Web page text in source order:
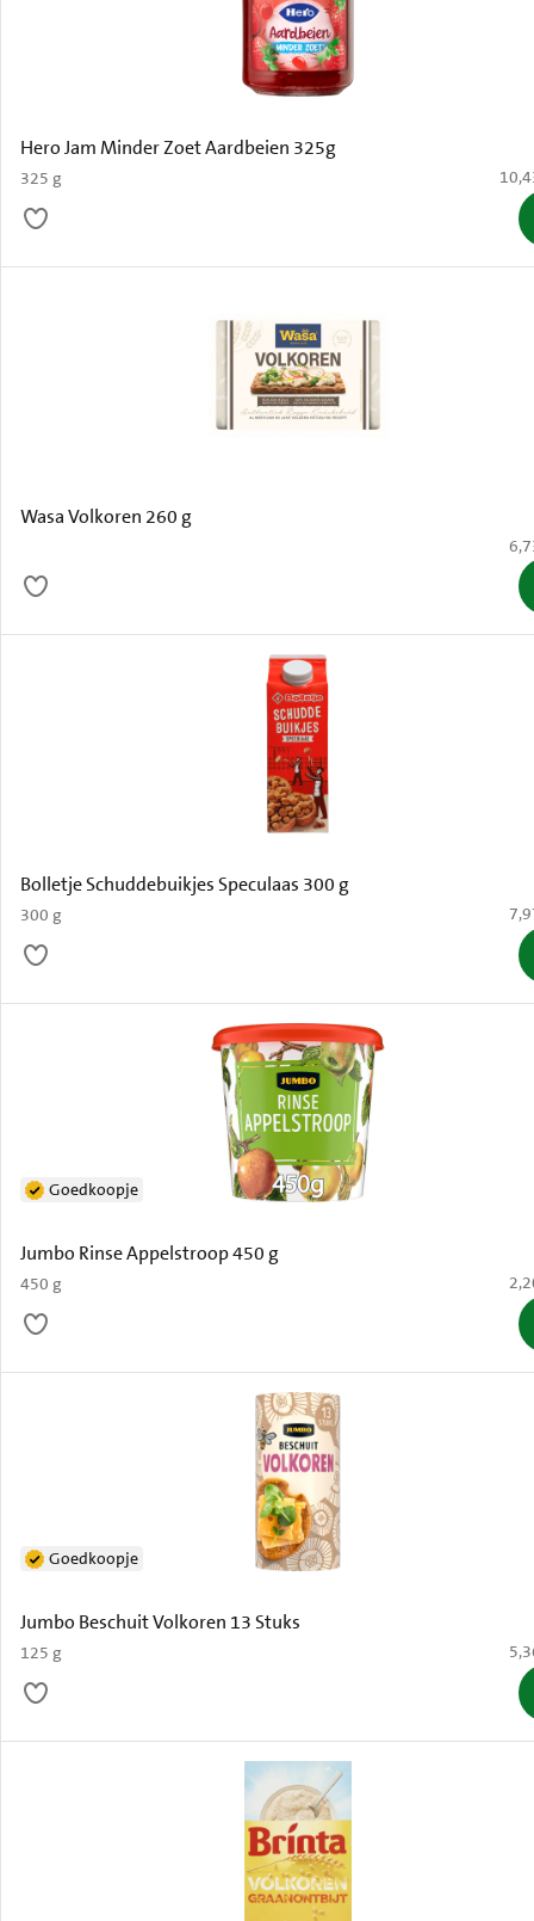
Hero Jam Minder Zoet Aardbeien 325g
325 g €
Wasa Volkoren 260 g
€
Bolletje Schuddebuikjes Speculaas 300 g
300 g €
Jumbo Rinse Appelstroop 450 g
450 g
Goedkoopje
€
Jumbo Beschuit Volkoren 13 Stuks
125 g
Goedkoopje
€